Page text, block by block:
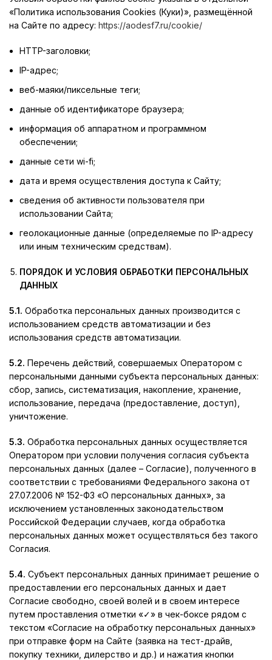
«Политика использования Cookies (Куки)», размещённой
на Сайте по адресу: https://aodesf7.ru/cookie/
HTTP-заголовки;
IP-адрес;
веб-маяки/пиксельные теги;
данные об идентификаторе браузера;
информация об аппаратном и программном
обеспечении;
данные сети wi-fi;
дата и время осуществления доступа к Сайту;
сведения об активности пользователя при
использовании Сайта;
геолокационные данные (определяемые по IP-адресу
или иным техническим средствам).
ПОРЯДОК И УСЛОВИЯ ОБРАБОТКИ ПЕРСОНАЛЬНЫХ
ДАННЫХ
5.1. Обработка персональных данных производится с
использованием средств автоматизации и без
использования средств автоматизации.
5.2. Перечень действий, совершаемых Оператором с
персональными данными субъекта персональных данных:
сбор, запись, систематизация, накопление, хранение,
использование, передача (предоставление, доступ),
уничтожение.
5.3. Обработка персональных данных осуществляется
Оператором при условии получения согласия субъекта
персональных данных (далее – Согласие), полученного в
соответствии с требованиями Федерального закона от
27.07.2006 № 152-ФЗ «О персональных данных», за
исключением установленных законодательством
Российской Федерации случаев, когда обработка
персональных данных может осуществляться без такого
Согласия.
5.4. Субъект персональных данных принимает решение о
предоставлении его персональных данных и дает
Согласие свободно, своей волей и в своем интересе
путем проставления отметки «✓» в чек-боксе рядом с
текстом «Согласие на обработку персональных данных»
при отправке форм на Сайте (заявка на тест-драйв,
покупку техники, дилерство и др.) и нажатия кнопки